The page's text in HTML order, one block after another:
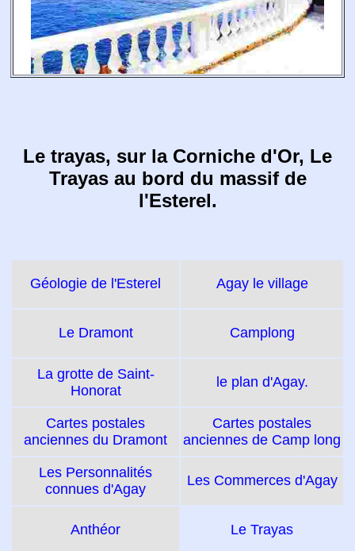
Le trayas, sur la Corniche d'Or, Le
Trayas au bord du massif de
l'Esterel.
Géologie de l'Esterel Agay le village
Le Dramont Camplong
La grotte de Saint-
Honorat
le plan d'Agay.
Cartes postales
anciennes du Dramont
Cartes postales
anciennes de Camp long
Les Personnalités
connues d'Agay
Les Commerces d'Agay
Anthéor Le Trayas